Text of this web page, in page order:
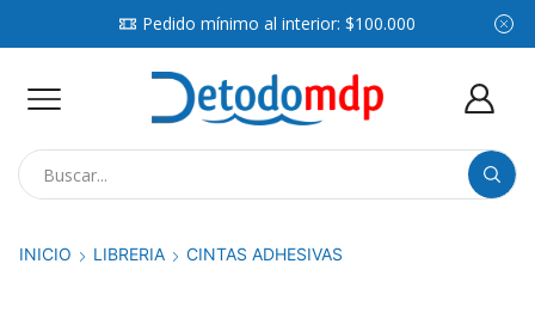
Pedido mínimo al interior: $100.000
INICIO LIBRERIA CINTAS ADHESIVAS